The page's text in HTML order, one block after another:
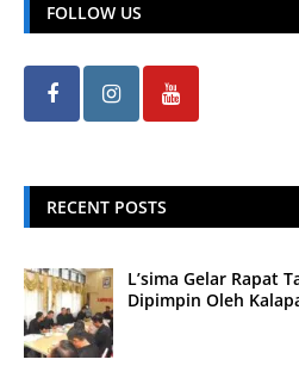
FOLLOW US
RECENT POSTS
L’sima Gelar Rapat
Dipimpin Oleh